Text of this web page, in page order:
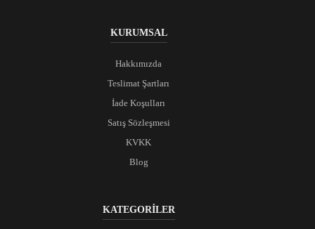
KURUMSAL
Hakkımızda
Teslimat Şartları
İade Koşulları
Satış Sözleşmesi
KVKK
Blog
KATEGORİLER